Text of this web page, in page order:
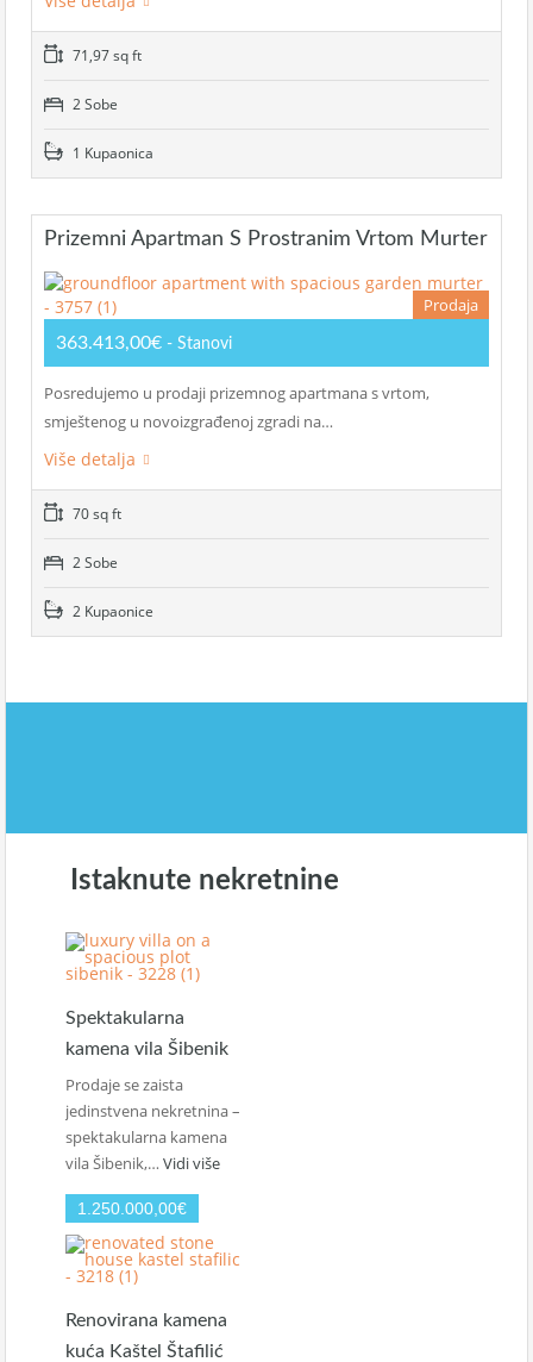
71,97 sq ft
2 Sobe
1 Kupaonica
Prizemni Apartman S Prostranim Vrtom Murter
Prodaja
363.413,00€ - Stanovi
Posredujemo u prodaji prizemnog apartmana s vrtom,
smještenog u novoizgrađenoj zgradi na…
Više detalja
70 sq ft
2 Sobe
2 Kupaonice
Istaknute nekretnine
Spektakularna
kamena vila Šibenik
Prodaje se zaista
jedinstvena nekretnina –
spektakularna kamena
vila Šibenik,… Vidi više
1.250.000,00€
Renovirana kamena
kuća Kaštel Štafilić